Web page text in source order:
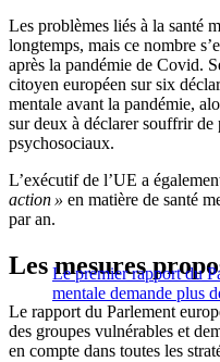
Les problèmes liés à la santé
longtemps, mais ce nombre
après la pandémie de Covid.
citoyen européen sur six
mentale avant la pandémie,
sur deux à déclarer souffrir de
psychosociaux.
L’exécutif de l’UE a
action » en matière de santé
par an.
Le premier rapport du
mentale demande plus
Les mesures
Le rapport du Parlement
des groupes vulnérables et
en compte dans toutes les